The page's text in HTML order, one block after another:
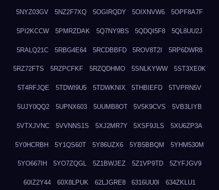
5NYZ03GV 5NZ2F7XQ 5OGIRQDY 5OIXNVW6 5OPF8A7F
5PI2KCCW 5PMRZDAK 5Q7NY9BS 5QDQI5F8 5QL8UU2J
5RALQ21C 5RBG4E64 5RCDBBFD 5ROV8T2I 5RP6DWR8
5RZ72FTS 5RZPCFKF 5RZQDHMO 5SNLKYWW 5ST3XE0K
5T4RFJQE 5TDWI9U5 5TDWKNIX 5THBIEFD 5TVPRN5V
5UJY0QQ2 5UPNX603 5UUMB8OT 5V5K9CVS 5VB3LIYB
5VTXJVNC 5VVNNS1S 5XJ2MR7Y 5XSF9JLS 5XU6ZP3A
5Y0HCRBH 5Y1QS60T 5Y86UZX6 5YB5BBQM 5YHM530M
5YO667IH 5YO7ZQGL 5Z1BWJEZ 5Z1VP9TD 5ZYFJGV9
60IZ2Y44 60X8LPUK 62LJGRE8 6316UU0I 634ZKLU1